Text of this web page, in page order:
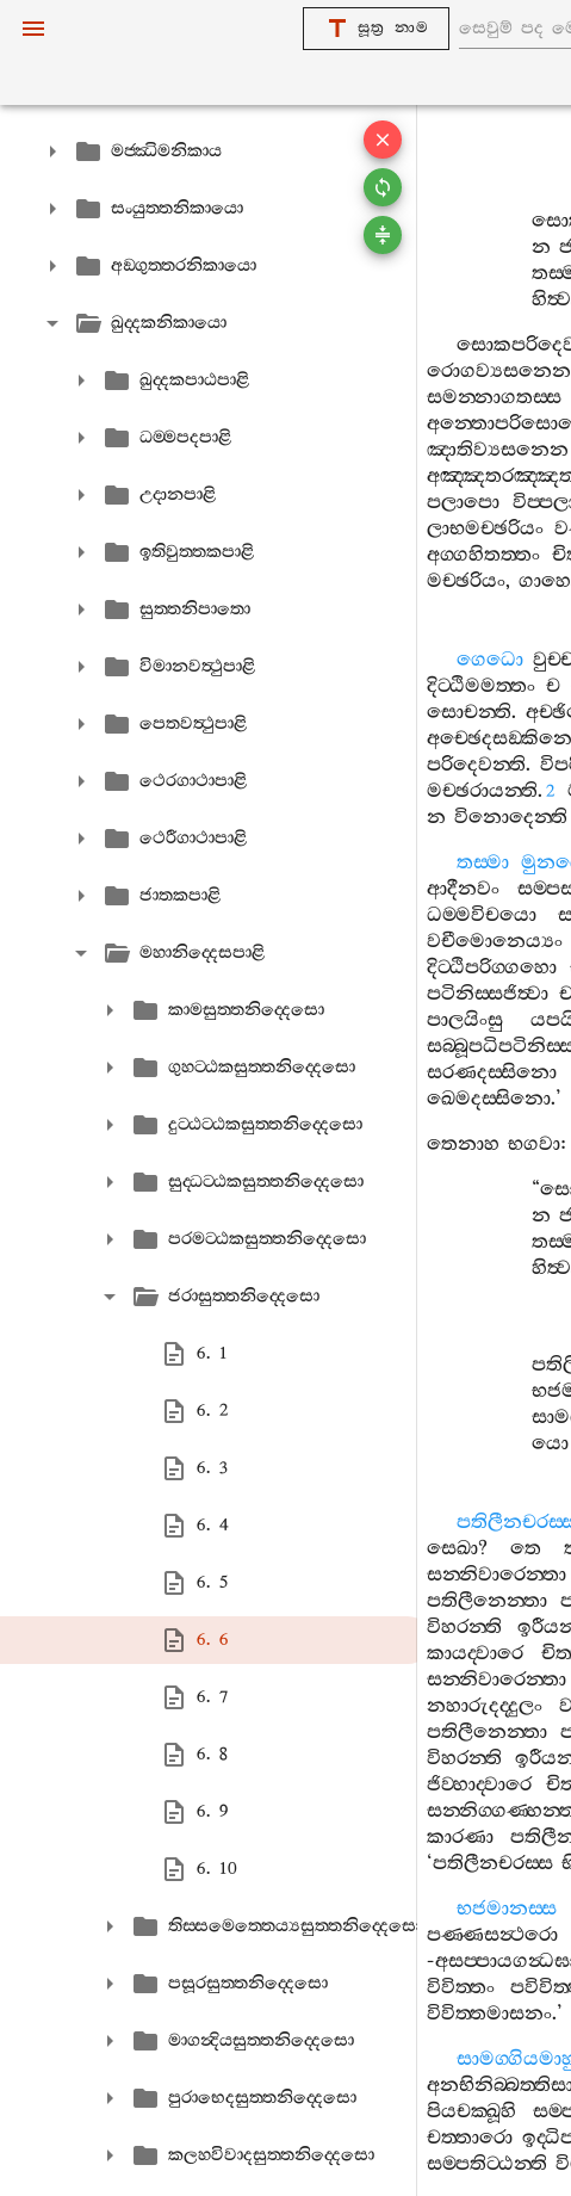
සූත්‍ර නාම
මජ‍්ඣිමනිකාය
සංයුත‍්තනිකායො
අඞ‍්ගුත‍්තරනිකායො
ඛුද‍්දකනිකායො
ඛුද‍්දකපාඨපාළි
ධම‍්මපදපාළි
උදානපාළි
ඉතිවුත‍්තකපාළි
සුත‍්තනිපාතො
විමානවත්‍ථුපාළි
පෙතවත්‍ථුපාළි
ථෙරගාථාපාළි
ථෙරීගාථාපාළි
ජාතකපාළි
මහානිද‍්දෙසපාළි
කාමසුත‍්තනිද‍්දෙසො
ගුහට‍්ඨකසුත‍්තනිද‍්දෙසො
දුට‍්ඨට‍්ඨකසුත‍්තනිද‍්දෙසො
සුද‍්ධට‍්ඨකසුත‍්තනිද‍්දෙසො
පරමට‍්ඨකසුත‍්තනිද‍්දෙසො
ජරාසුත‍්තනිද‍්දෙසො
6. 1
6. 2
6. 3
6. 4
6. 5
6. 6
6. 7
6. 8
6. 9
6. 10
තිස‍්සමෙත‍්තෙය්‍යසුත‍්තනිද‍්දෙසො
පසූරසුත‍්තනිද‍්දෙසො
මාගන්‍දියසුත‍්තනිද‍්දෙසො
පුරාභෙදසුත‍්තනිද‍්දෙසො
කලහවිවාදසුත‍්තනිද‍්දෙසො
න
රොගව්‍යසනෙන
සමන‍්නාගතස‍්ස
ඤාතිව්‍යසනෙන
පලාපො
ලාභමච‍්ඡරියං
අග‍්ගහිතත‍්තං
මච‍්ඡරියං,
ගෙධො
දිට‍්ඨිමමත‍්තං ච
සොචන‍්ති.
පරිදෙවන‍්ති.
මච‍්ඡරායන‍්ති. 2
න විනොදෙන‍්ති
තස‍්මා
ආදීනවං
ධම‍්මවිචයො
වචීමොනෙය්‍යං
දිට‍්ඨිපරිග‍්ගහො
පටිනිස‍්සජිත්‍වා
පාලයිංසු
සරණදස‍්සිනො
ඛෙමදස‍්සිනො.’
තෙනාහ භගවා:
“
න
යො
සෙඛා? තෙ
සන‍්නිවාරෙන‍්තා
පතිලීනෙන‍්තා
විහරන‍්ති
කායද‍්වාරෙ
සන‍්නිවාරෙන‍්තා
නහාරුදද‍්දුලං
පතිලීනෙන‍්තා
විහරන‍්ති
ජිව‍්හාද‍්වාරෙ
කාරණා
‘පතිලීනචරස‍්ස
භජමානස‍්ස
පණ‍්ණසන්‍ථරො
-
විවිත‍්තං
විවිත‍්තමාසනං.’
පියචක‍්ඛූහි
චත‍්තාරො
සම‍්පතිට‍්ඨන‍්ති